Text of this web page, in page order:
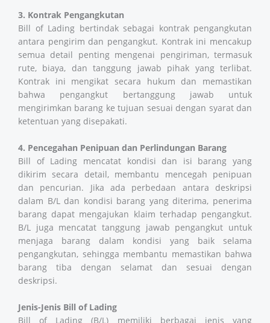
3. Kontrak Pengangkutan
Bill of Lading bertindak sebagai kontrak pengangkutan
antara pengirim dan pengangkut. Kontrak ini mencakup
semua detail penting mengenai pengiriman, termasuk
rute, biaya, dan tanggung jawab pihak yang terlibat.
Kontrak ini mengikat secara hukum dan memastikan
bahwa pengangkut bertanggung jawab untuk
mengirimkan barang ke tujuan sesuai dengan syarat dan
ketentuan yang disepakati.
4. Pencegahan Penipuan dan Perlindungan Barang
Bill of Lading mencatat kondisi dan isi barang yang
dikirim secara detail, membantu mencegah penipuan
dan pencurian. Jika ada perbedaan antara deskripsi
dalam B/L dan kondisi barang yang diterima, penerima
barang dapat mengajukan klaim terhadap pengangkut.
B/L juga mencatat tanggung jawab pengangkut untuk
menjaga barang dalam kondisi yang baik selama
pengangkutan, sehingga membantu memastikan bahwa
barang tiba dengan selamat dan sesuai dengan
deskripsi.
Jenis-Jenis Bill of Lading
Bill of Lading (B/L) memiliki berbagai jenis yang